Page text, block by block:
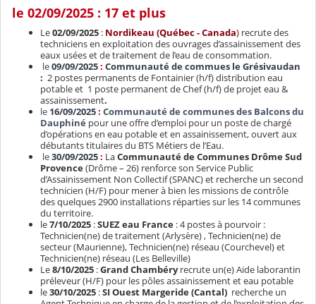
le 02/09/2025 : 17 et plus
Le02/09/2025 : Nordikeau (Québec - Canada) recrute des
techniciens en exploitation des ouvrages d’assainissement des
eaux usées et de traitement de l’eau de consommation.
le09/09/2025: Communauté de commues le Grésivaudan
: 2 postes permanents de Fontainier (h/f) distribution eau
potable et 1 poste permanent de Chef (h/f) de projet eau &
assainissement.
le 16/09/2025: Communauté de communes des Balcons du
Dauphiné pour uneoffre d’emploi pour un poste de chargé
d’opérations en eau potable et en assainissement, ouvert aux
débutants titulaires du BTS Métiers de l’Eau.
le30/09/2025: LaCommunauté de Communes Drôme Sud
Provence(Drôme – 26) renforce son Service Public
d’Assainissement Non Collectif (SPANC) et recherche un second
technicien (H/F) pour mener à bien les missions de contrôle
des quelques 2900 installations réparties sur les 14 communes
du territoire.
le7/10/2025 :SUEZ eau France : 4 postes à pourvoir :
Technicien(ne) de traitement (Arlysère) , Technicien(ne) de
secteur (Maurienne), Technicien(ne) réseau (Courchevel) et
Technicien(ne) réseau (Les Belleville)
Le8/10/2025 :Grand Chambéryrecrute un(e) Aide laborantin
préleveur (H/F) pour les pôles assainissement et eau potable
le30/10/2025 :SI Ouest Margeride (Cantal) recherche un